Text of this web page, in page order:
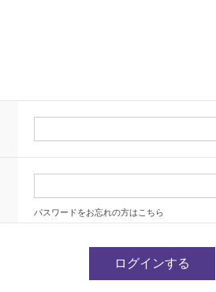
パスワードをお忘れの方はこちら